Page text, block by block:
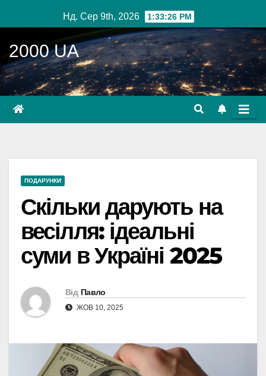
до
вмісту
Нд. Сер 9th, 2026 1:33:28 PM
2000 UA
ПОДАРУНКИ
Скільки дарують на
весілля: ідеальні
суми в Україні 2025
Від Павло
ЖОВ 10, 2025